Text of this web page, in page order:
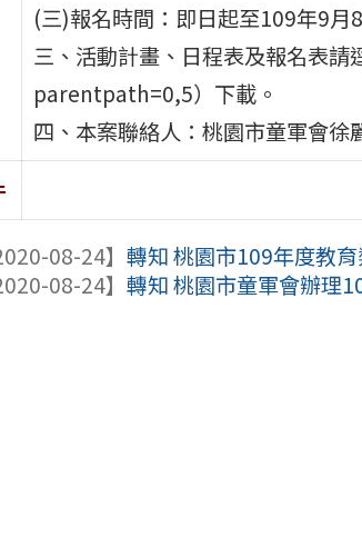
(三)報名時間：即日起至109年9月
三、活動計畫、日程表及報名表
parentpath=0,5）下載。
四、本案聯絡人：桃園市童軍會
08-24】轉知 桃園市109年度教
08-24】轉知 桃園市童軍會辦理